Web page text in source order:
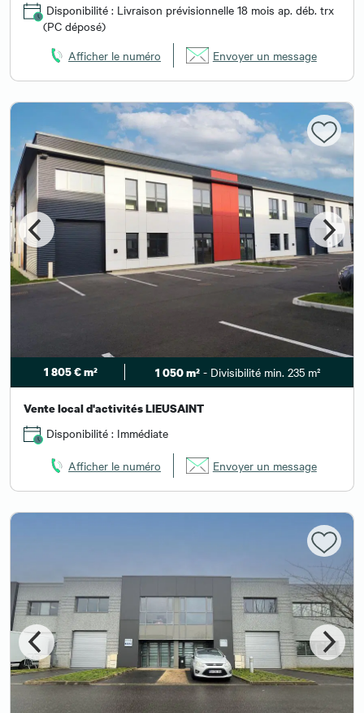
Disponibilité : Livraison prévisionnelle 18 mois ap. déb. trx
(PC déposé)
Afficher le numéro
Envoyer un message
1 805 € m² 1 050 m² - Divisibilité min. 235 m²
Vente local d'activités LIEUSAINT
Disponibilité : Immédiate
Afficher le numéro Envoyer un message